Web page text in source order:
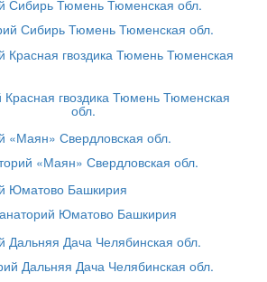
Сибирь Тюмень Тюменская обл.
Красная гвоздика Тюмень Тюменская
обл.
«Маян» Свердловская обл.
Юматово Башкирия
Дальняя Дача Челябинская обл.